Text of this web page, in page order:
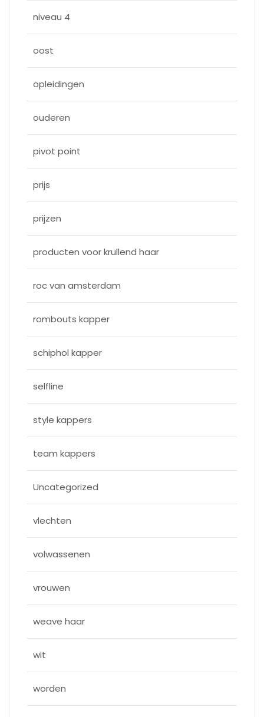
niveau 4
oost
opleidingen
ouderen
pivot point
prijs
prijzen
producten voor krullend haar
roc van amsterdam
rombouts kapper
schiphol kapper
selfline
style kappers
team kappers
Uncategorized
vlechten
volwassenen
vrouwen
weave haar
wit
worden